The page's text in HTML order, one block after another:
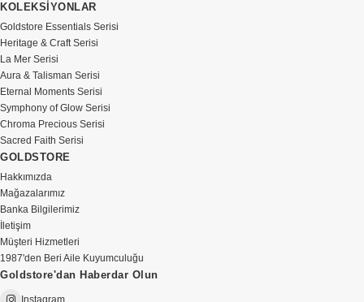
KOLEKSİYONLAR
Goldstore Essentials Serisi
Heritage & Craft Serisi
La Mer Serisi
Aura & Talisman Serisi
Eternal Moments Serisi
Symphony of Glow Serisi
Chroma Precious Serisi
Sacred Faith Serisi
GOLDSTORE
Hakkımızda
Mağazalarımız
Banka Bilgilerimiz
İletişim
Müşteri Hizmetleri
1987'den Beri Aile Kuyumculuğu
Goldstore'dan Haberdar Olun
Instagram